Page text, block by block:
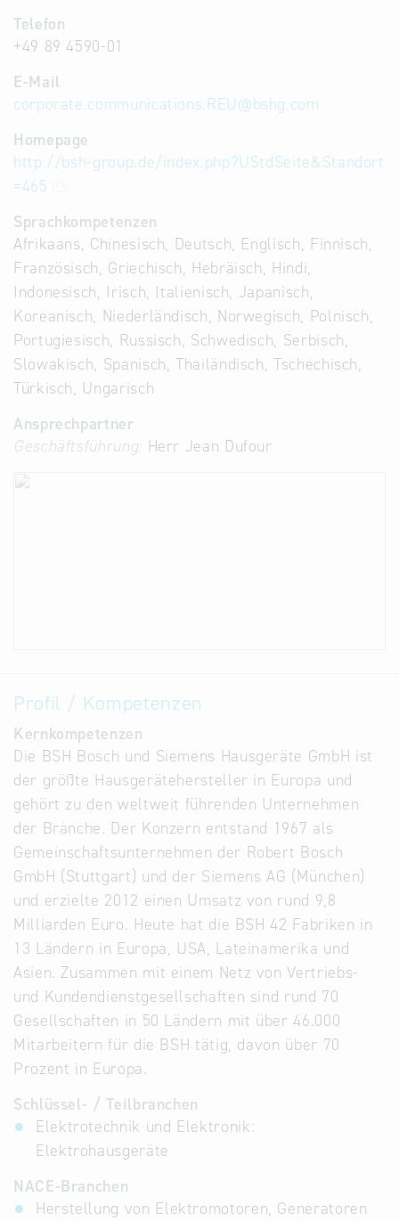
Telefon
+49 89 4590-01
E-Mail
corporate.communications.REU@bshg.com
Homepage
http://bsh-group.de/index.php?UStdSeite&Standort
=465
Sprachkompetenzen
Afrikaans, Chinesisch, Deutsch, Englisch, Finnisch,
Französisch, Griechisch, Hebräisch, Hindi,
Indonesisch, Irisch, Italienisch, Japanisch,
Koreanisch, Niederländisch, Norwegisch, Polnisch,
Portugiesisch, Russisch, Schwedisch, Serbisch,
Slowakisch, Spanisch, Thailändisch, Tschechisch,
Türkisch, Ungarisch
Ansprechpartner
Geschäftsführung: Herr Jean Dufour
Profil / Kompetenzen
Kernkompetenzen
Die BSH Bosch und Siemens Hausgeräte GmbH ist
der größte Hausgerätehersteller in Europa und
gehört zu den weltweit führenden Unternehmen
der Branche. Der Konzern entstand 1967 als
Gemeinschaftsunternehmen der Robert Bosch
GmbH (Stuttgart) und der Siemens AG (München)
und erzielte 2012 einen Umsatz von rund 9,8
Milliarden Euro. Heute hat die BSH 42 Fabriken in
13 Ländern in Europa, USA, Lateinamerika und
Asien. Zusammen mit einem Netz von Vertriebs-
und Kundendienstgesellschaften sind rund 70
Gesellschaften in 50 Ländern mit über 46.000
Mitarbeitern für die BSH tätig, davon über 70
Prozent in Europa.
Schlüssel- / Teilbranchen
Elektrotechnik und Elektronik:
Elektrohausgeräte
NACE-Branchen
Herstellung von Elektromotoren, Generatoren